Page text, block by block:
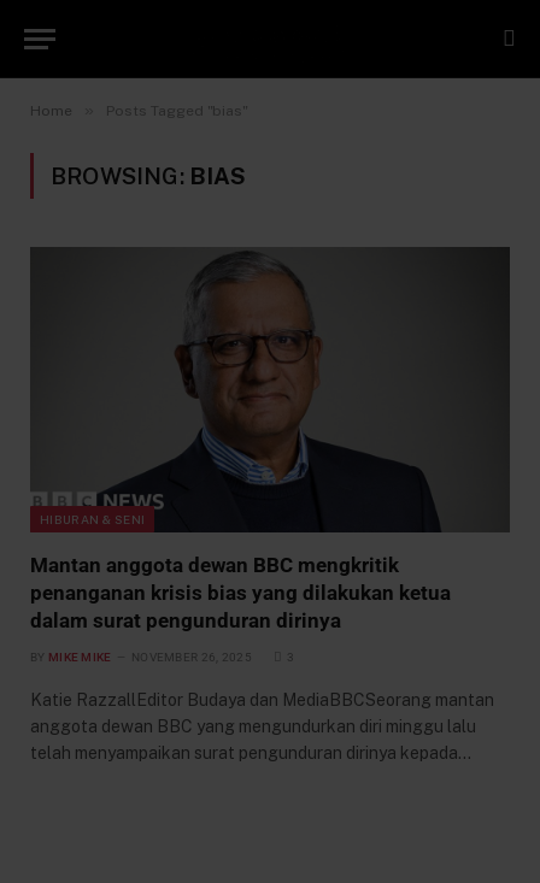
Home Posts Tagged "bias"
BROWSING: BIAS
HIBURAN & SENI
Mantan anggota dewan BBC mengkritik
penanganan krisis bias yang dilakukan ketua
dalam surat pengunduran dirinya
BY MIKE MIKE NOVEMBER 26, 2025 3
Katie RazzallEditor Budaya dan MediaBBCSeorang mantan
anggota dewan BBC yang mengundurkan diri minggu lalu
telah menyampaikan surat pengunduran dirinya kepada…